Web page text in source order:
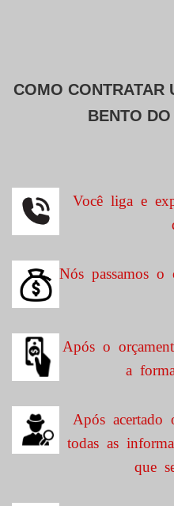
COMO CONTRATAR
BENTO
Você liga e
Nós passamos o
Após o
a
Após acertado
todas as
que